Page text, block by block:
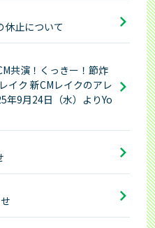
休止について
共演！くっきー！節炸
イク 新CMレイクのアレ
年9月24日（水）よりYo